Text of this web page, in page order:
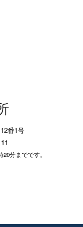
番1号
分までです。